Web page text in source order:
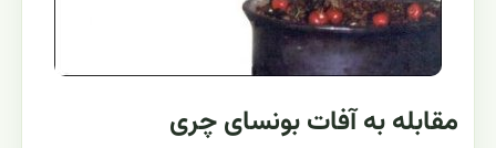
مقابله به آفات بونسای چری